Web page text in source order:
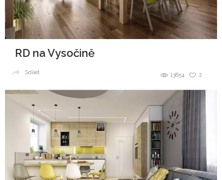
RD na Vysočině
2
13854
Sdílet